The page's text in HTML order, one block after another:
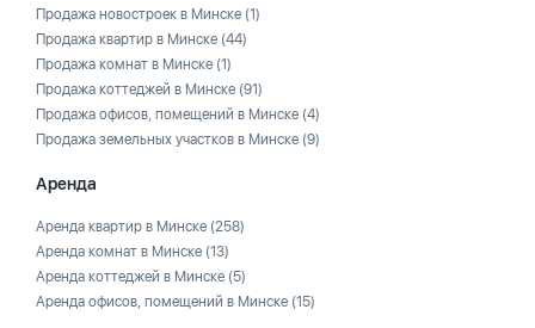
Продажа новостроек в Минске (1)
Продажа квартир в Минске (44)
Продажа комнат в Минске (1)
Продажа коттеджей в Минске (91)
Продажа офисов, помещений в Минске (4)
Продажа земельных участков в Минске (9)
Аренда
Аренда квартир в Минске (258)
Аренда комнат в Минске (13)
Аренда коттеджей в Минске (5)
Аренда офисов, помещений в Минске (15)